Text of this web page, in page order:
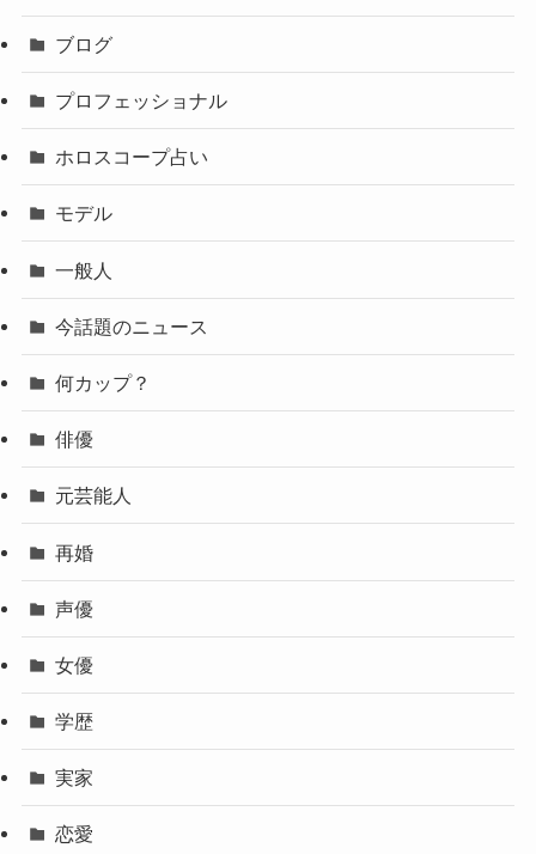
ブログ
プロフェッショナル
ホロスコープ占い
モデル
一般人
今話題のニュース
何カップ？
俳優
元芸能人
再婚
声優
女優
学歴
実家
恋愛